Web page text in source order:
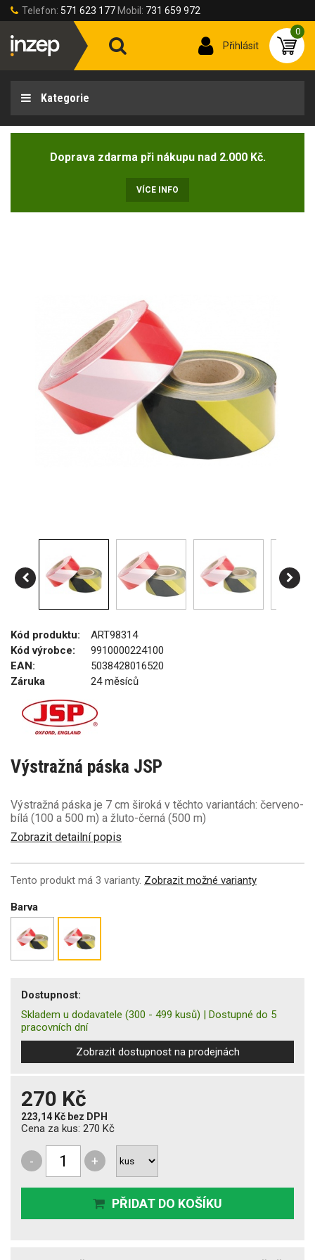
Telefon: 571 623 177 Mobil: 731 659 972
Přihlásit
0
Kategorie
Doprava zdarma při nákupu nad 2.000 Kč.
VÍCE INFO
Kód produktu:
ART98314
Kód výrobce:
9910000224100
EAN:
5038428016520
Záruka
24 měsíců
Výstražná páska JSP
Výstražná páska je 7 cm široká v těchto variantách: červeno-
bílá (100 a 500 m) a žluto-černá (500 m)
Zobrazit detailní popis
Tento produkt má 3 varianty. Zobrazit možné varianty
Barva
Dostupnost:
Skladem u dodavatele (300 - 499 kusů) | Dostupné do 5
pracovních dní
Zobrazit dostupnost na prodejnách
270 Kč
223,14 Kč bez DPH
Cena za kus: 270 Kč
- +
PŘIDAT DO KOŠÍKU